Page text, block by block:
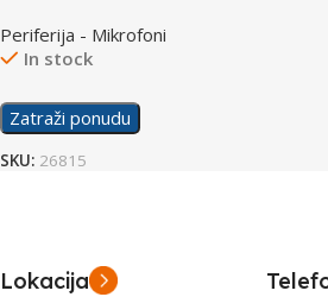
Periferija - Mikrofoni
In stock
Zatraži ponudu
SKU: 26815
Lokacija